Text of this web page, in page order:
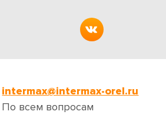
intermax@intermax-orel.ru
По всем вопросам